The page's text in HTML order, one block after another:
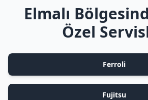
Elmalı
Özel
Ferroli
Fujitsu